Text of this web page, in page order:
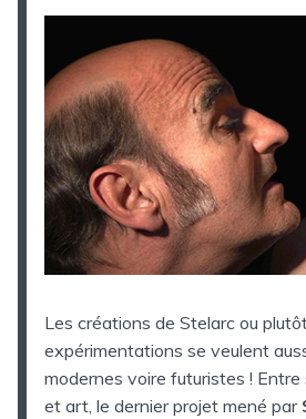
Les créations de Stelarc ou
expérimentations se veulent
modernes voire futuristes ! Entre
et art, le dernier projet mené par